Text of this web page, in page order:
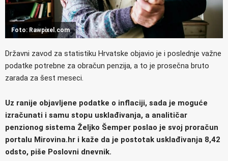
Foto: Rawpixel.com
Državni zavod za statistiku Hrvatske objavio je i poslednje važne
podatke potrebne za obračun penzija, a to je prosečna bruto
zarada za šest meseci.
Uz ranije objavljene podatke o inflaciji, sada je moguće
izračunati i samu stopu usklađivanja, a analitičar
penzionog sistema Željko Šemper poslao je svoj proračun
portalu Mirovina.hr i kaže da je postotak usklađivanja 8,42
odsto, piše Poslovni dnevnik.